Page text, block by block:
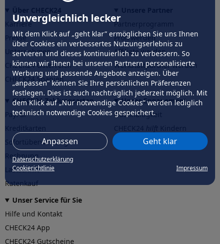
Unvergleichlich lecker
Mit dem Klick auf „geht klar” ermöglichen Sie uns Ihnen
über Cookies ein verbessertes Nutzungserlebnis zu
servieren und dieses kontinuierlich zu verbessern. So
können wir Ihnen bei unseren Partnern personalisierte
Werbung und passende Angebote anzeigen. Über
„anpassen” können Sie Ihre persönlichen Präferenzen
festlegen. Dies ist auch nachträglich jederzeit möglich. Mit
dem Klick auf „Nur notwendige Cookies” werden lediglich
technisch notwendige Cookies gespeichert.
Anpassen Geht klar
Datenschutzerklärung
Cookierichtlinie
Impressum
Karriere
Presse
Unternehmen
CHECK24 Österreich
CHECK24 Spanien
Partnerprogramm
Profi werden
Affiliate werden
Werkstattpartner werden
CHECK24 Zahlungsarten
PayPal
Sofortüberweisung
Rechnung
Lastschrift
Ratenkauf
Unser Engagement
Nachhaltigkeit
CHECK24hilftder Natur
Unser Service für Sie
Hilfe und Kontakt
CHECK24 App
CHECK24 Gutscheine